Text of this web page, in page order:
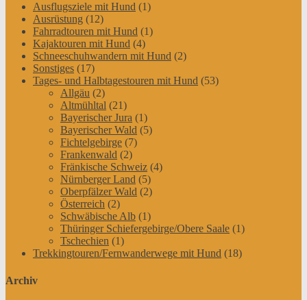
Ausflugsziele mit Hund (1)
Ausrüstung (12)
Fahrradtouren mit Hund (1)
Kajaktouren mit Hund (4)
Schneeschuhwandern mit Hund (2)
Sonstiges (17)
Tages- und Halbtagestouren mit Hund (53)
Allgäu (2)
Altmühltal (21)
Bayerischer Jura (1)
Bayerischer Wald (5)
Fichtelgebirge (7)
Frankenwald (2)
Fränkische Schweiz (4)
Nürnberger Land (5)
Oberpfälzer Wald (2)
Österreich (2)
Schwäbische Alb (1)
Thüringer Schiefergebirge/Obere Saale (1)
Tschechien (1)
Trekkingtouren/Fernwanderwege mit Hund (18)
Archiv